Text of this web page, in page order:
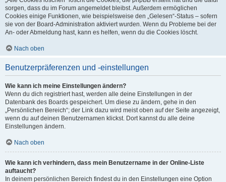
sorgen, dass du im Forum angemeldet bleibst. Außerdem ermöglichen
Cookies einige Funktionen, wie beispielsweise den „Gelesen“-Status – sofern
sie von der Board-Administration aktiviert wurden. Wenn du Probleme bei der
An- oder Abmeldung hast, kann es helfen, wenn du die Cookies löscht.
Nach oben
Benutzerpräferenzen und -einstellungen
Wie kann ich meine Einstellungen ändern?
Wenn du dich registriert hast, werden alle deine Einstellungen in der
Datenbank des Boards gespeichert. Um diese zu ändern, gehe in den
„Persönlichen Bereich“; der Link dazu wird meist oben auf der Seite angezeigt,
wenn du auf deinen Benutzernamen klickst. Dort kannst du alle deine
Einstellungen ändern.
Nach oben
Wie kann ich verhindern, dass mein Benutzername in der Online-Liste
auftaucht?
In deinem persönlichen Bereich findest du in den Einstellungen eine Option